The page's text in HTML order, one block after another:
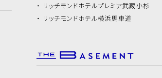
リッチモンドホテルプレミア武蔵小杉
リッチモンドホテル横浜馬車道